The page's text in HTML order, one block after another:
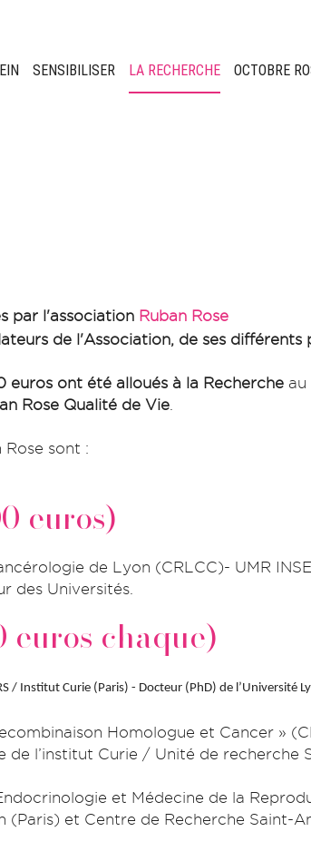
SENSIBILISER LA RECHERCHE OCTOBRE
par l'association Ruban Rose
de l'Association, de ses différents
euros ont été alloués à la Recherche au
Rose Qualité de Vie
sont :
euros)
de Lyon (CRLCC)- UMR
des Universités.
euros chaque)
/ Institut Curie (Paris) - Docteur (PhD) de l’Université
Homologue et Cancer »
l’institut Curie / Unité de recherche
Endocrinologie et Médecine de la
et Centre de Recherche Saint-